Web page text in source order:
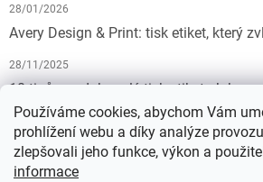
Používáme cookies, abychom Vám
prohlížení webu a díky analýze
zlepšovali jeho funkce, výkon a
informace
28/01/2026
Avery Design & Print: tisk etiket, který
28/11/2025
10 tipů pro dokonalý tisk etiket: Jak na
výsledek bez starostí
19/07/2025